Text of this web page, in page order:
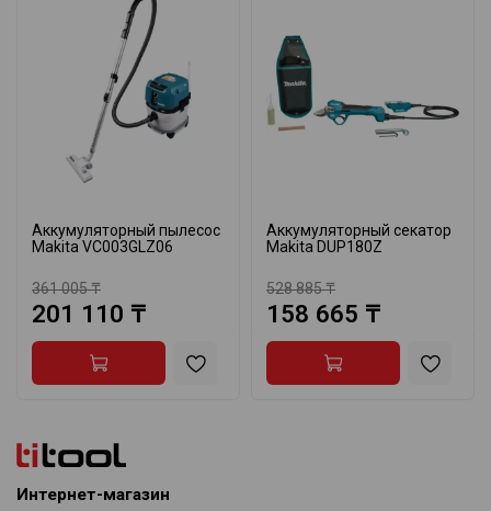
Аккумуляторный пылесос
Makita VC003GLZ06
361 005 ₸
201 110 ₸
Аккумуляторный секатор
Makita DUP180Z
528 885 ₸
158 665 ₸
Интернет-магазин